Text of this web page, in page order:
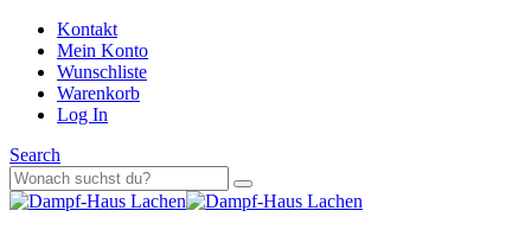
Kontakt
Mein Konto
Wunschliste
Warenkorb
Log In
Search